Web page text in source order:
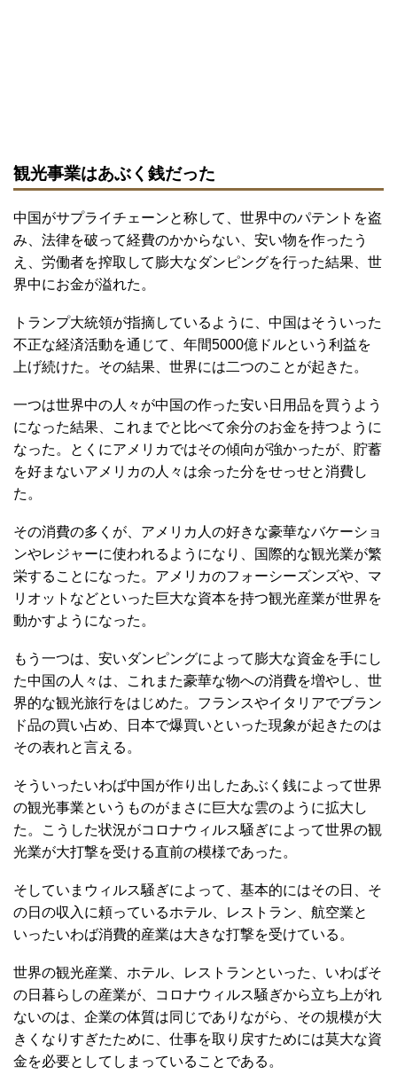
観光事業はあぶく銭だった
中国がサプライチェーンと称して、世界中のパテントを盗
み、法律を破って経費のかからない、安い物を作ったう
え、労働者を搾取して膨大なダンピングを行った結果、世
界中にお金が溢れた。
トランプ大統領が指摘しているように、中国はそういった
不正な経済活動を通じて、年間5000億ドルという利益を
上げ続けた。その結果、世界には二つのことが起きた。
一つは世界中の人々が中国の作った安い日用品を買うよう
になった結果、これまでと比べて余分のお金を持つように
なった。とくにアメリカではその傾向が強かったが、貯蓄
を好まないアメリカの人々は余った分をせっせと消費し
た。
その消費の多くが、アメリカ人の好きな豪華なバケーショ
ンやレジャーに使われるようになり、国際的な観光業が繁
栄することになった。アメリカのフォーシーズンズや、マ
リオットなどといった巨大な資本を持つ観光産業が世界を
動かすようになった。
もう一つは、安いダンピングによって膨大な資金を手にし
た中国の人々は、これまた豪華な物への消費を増やし、世
界的な観光旅行をはじめた。フランスやイタリアでブラン
ド品の買い占め、日本で爆買いといった現象が起きたのは
その表れと言える。
そういったいわば中国が作り出したあぶく銭によって世界
の観光事業というものがまさに巨大な雲のように拡大し
た。こうした状況がコロナウィルス騒ぎによって世界の観
光業が大打撃を受ける直前の模様であった。
そしていまウィルス騒ぎによって、基本的にはその日、そ
の日の収入に頼っているホテル、レストラン、航空業と
いったいわば消費的産業は大きな打撃を受けている。
世界の観光産業、ホテル、レストランといった、いわばそ
の日暮らしの産業が、コロナウィルス騒ぎから立ち上がれ
ないのは、企業の体質は同じでありながら、その規模が大
きくなりすぎたために、仕事を取り戻すためには莫大な資
金を必要としてしまっていることである。